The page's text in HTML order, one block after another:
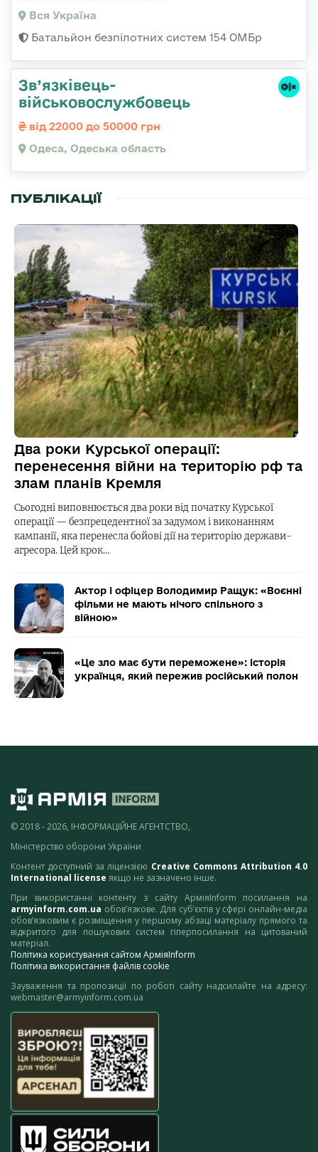
Вся Україна
Батальйон безпілотних систем 154 ОМБр
Зв’язківець-
військовослужбовець
від 22000 до 50000 грн
Одеса, Одеська область
ПУБЛІКАЦІЇ
Два роки Курської операції:
перенесення війни на територію рф та
злам планів Кремля
Сьогодні виповнюється два роки від початку Курської
операції — безпрецедентної за задумом і виконанням
кампанії, яка перенесла бойові дії на територію держави-
агресора. Цей крок…
Актор і офіцер Володимир Ращук: «Воєнні
фільми не мають нічого спільного з
війною»
«Це зло має бути переможене»: історія
українця, який пережив російський полон
© 2018 - 2026, ІНФОРМАЦІЙНЕ АГЕНТСТВО,
Міністерство оборони України
Контент доступний за ліцензією Creative Commons Attribution 4.0
International license якщо не зазначено інше.
При використанні контенту з сайту АрміяInform посилання на
armyinform.com.ua обов’язкове. Для суб’єктів у сфері онлайн-медіа
обов’язковим є розміщення у першому абзаці матеріалу прямого та
відкритого для пошукових систем гіперпосилання на цитований
матеріал.
Політика користування сайтом АрміяInform
Політика використання файлів cookie
Зауваження та пропозиції по роботі сайту надсилайте на адресу:
webmaster@armyinform.com.ua